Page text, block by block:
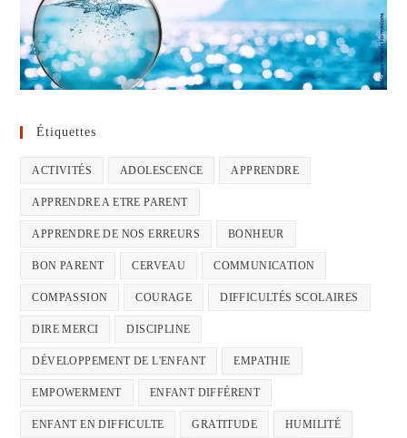
Étiquettes
ACTIVITÉS ADOLESCENCE APPRENDRE
APPRENDRE A ETRE PARENT
APPRENDRE DE NOS ERREURS BONHEUR
BON PARENT CERVEAU COMMUNICATION
COMPASSION COURAGE DIFFICULTÉS SCOLAIRES
DIRE MERCI DISCIPLINE
DÉVELOPPEMENT DE L'ENFANT EMPATHIE
EMPOWERMENT ENFANT DIFFÉRENT
ENFANT EN DIFFICULTE GRATITUDE HUMILITÉ